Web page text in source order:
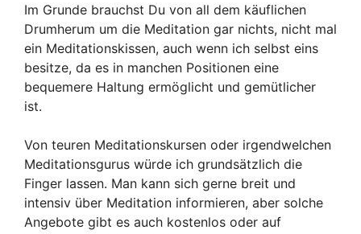
Im Grunde brauchst Du von all dem käuflichen
Drumherum um die Meditation gar nichts, nicht mal
ein Meditationskissen, auch wenn ich selbst eins
besitze, da es in manchen Positionen eine
bequemere Haltung ermöglicht und gemütlicher
ist.
Von teuren Meditationskursen oder irgendwelchen
Meditationsgurus würde ich grundsätzlich die
Finger lassen. Man kann sich gerne breit und
intensiv über Meditation informieren, aber solche
Angebote gibt es auch kostenlos oder auf